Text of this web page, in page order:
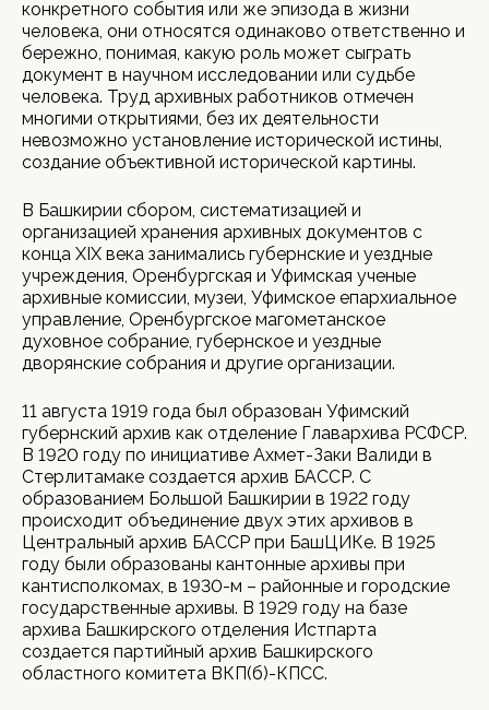
конкретного события или же эпизода в жизни
человека, они относятся одинаково ответственно и
бережно, понимая, какую роль может сыграть
документ в научном исследовании или судьбе
человека. Труд архивных работников отмечен
многими открытиями, без их деятельности
невозможно установление исторической истины,
создание объективной исторической картины.
В Башкирии сбором, систематизацией и
организацией хранения архивных документов с
конца ХIX века занимались губернские и уездные
учреждения, Оренбургская и Уфимская ученые
архивные комиссии, музеи, Уфимское епархиальное
управление, Оренбургское магометанское
духовное собрание, губернское и уездные
дворянские собрания и другие организации.
11 августа 1919 года был образован Уфимский
губернский архив как отделение Главархива РСФСР.
В 1920 году по инициативе Ахмет-Заки Валиди в
Стерлитамаке создается архив БАССР. С
образованием Большой Башкирии в 1922 году
происходит объединение двух этих архивов в
Центральный архив БАССР при БашЦИКе. В 1925
году были образованы кантонные архивы при
кантисполкомах, в 1930-м – районные и городские
государственные архивы. В 1929 году на базе
архива Башкирского отделения Истпарта
создается партийный архив Башкирского
областного комитета ВКП(б)-КПСС.